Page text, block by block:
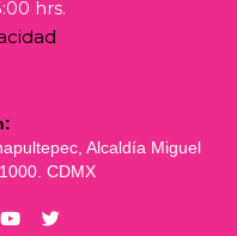
hrs.
Alcaldía Miguel
CDMX